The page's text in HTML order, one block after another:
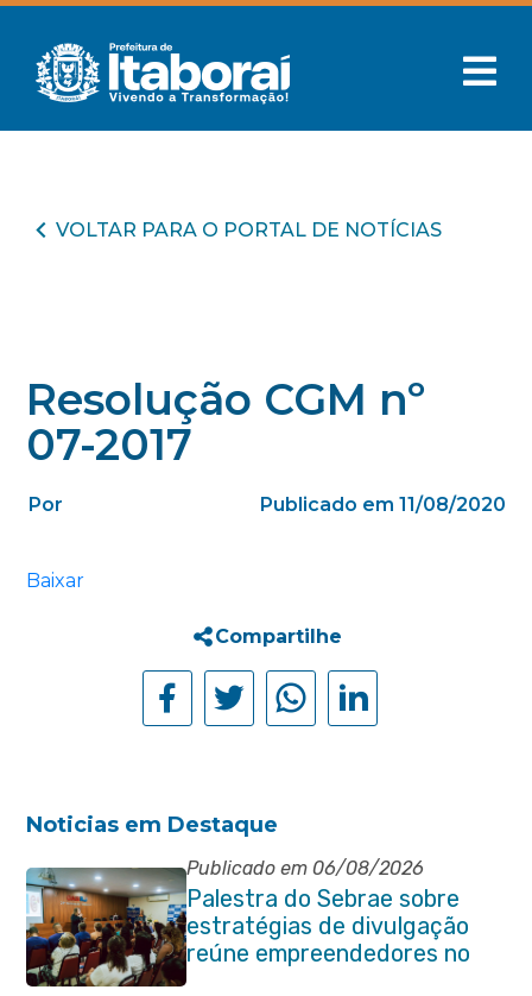
VOLTAR PARA O PORTAL DE NOTÍCIAS
Resolução CGM nº
07-2017
Por Publicado em 11/08/2020
Baixar
Compartilhe
Noticias em Destaque
Publicado em 06/08/2026
Palestra do Sebrae sobre
estratégias de divulgação
reúne empreendedores no
Centro de Itaboraí